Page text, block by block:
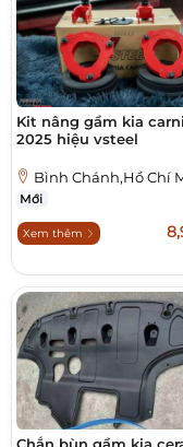
Kit nâng gầm kia
2025 hiệu vsteel
Bình Chánh,Hồ Chí
Mới
Xem thêm